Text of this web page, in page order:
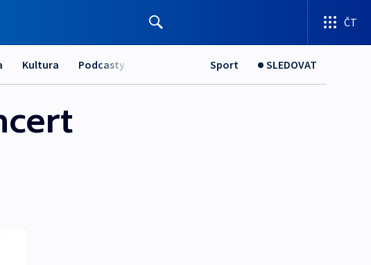
ČT
Kultura Podcasty Sport SLEDOVAT